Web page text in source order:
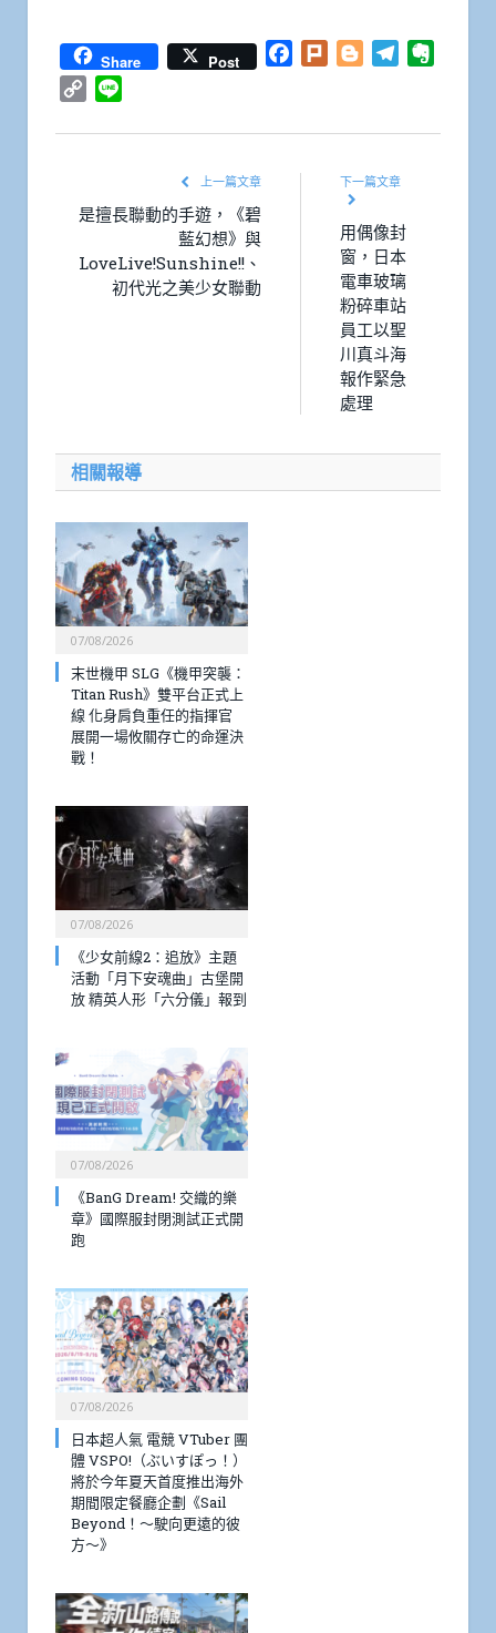
Share Post Facebook
Plurk BloggerTelegram
Copy
上一篇文章
是擅長聯動的手遊，《碧
藍幻想》與
LoveLive!Sunshine!!、
初代光之美少女聯動
下一篇文章
用偶像封
窗，日本
電車玻璃
粉碎車站
員工以聖
川真斗海
報作緊急
處理
相關報導
07/08/2026
末世機甲 SLG《機甲突襲：
Titan Rush》雙平台正式上
線 化身肩負重任的指揮官
展開一場攸關存亡的命運決
戰！
07/08/2026
《少女前線2：追放》主題
活動「月下安魂曲」古堡開
放 精英人形「六分儀」報到
07/08/2026
《BanG Dream! 交織的樂
章》國際服封閉測試正式開
跑
07/08/2026
日本超人氣 電競 VTuber 團
體 VSPO!（ぶいすぽっ！）
將於今年夏天首度推出海外
期間限定餐廳企劃《Sail
Beyond！～駛向更遠的彼
方～》